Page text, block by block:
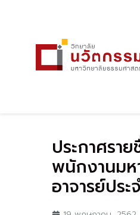
ประกาศรา
พนักงานมห
อาจารย์ประ